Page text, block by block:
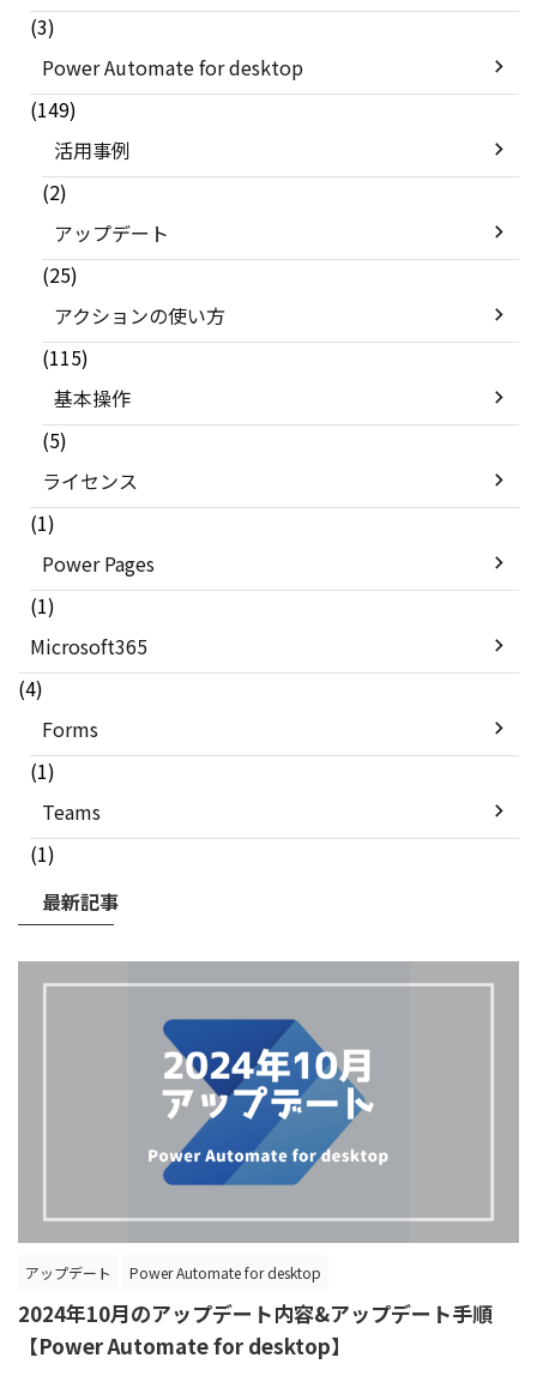
(3)
Power Automate for desktop
(149)
活用事例
(2)
アップデート
(25)
アクションの使い方
(115)
基本操作
(5)
ライセンス
(1)
Power Pages
(1)
Microsoft365
(4)
Forms
(1)
Teams
(1)
最新記事
アップデート Power Automate for desktop
2024年10月のアップデート内容&アップデート手順
【Power Automate for desktop】